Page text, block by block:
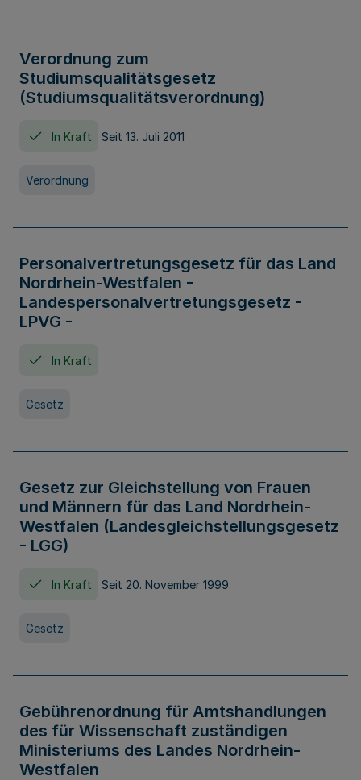
Verordnung zum
Studiumsqualitätsgesetz
(Studiumsqualitätsverordnung)
In Kraft Seit 13. Juli 2011
Verordnung
Personalvertretungsgesetz für das Land
Nordrhein-Westfalen -
Landespersonalvertretungsgesetz -
LPVG -
In Kraft
Gesetz
Gesetz zur Gleichstellung von Frauen
und Männern für das Land Nordrhein-
Westfalen (Landesgleichstellungsgesetz
- LGG)
In Kraft Seit 20. November 1999
Gesetz
Gebührenordnung für Amtshandlungen
des für Wissenschaft zuständigen
Ministeriums des Landes Nordrhein-
Westfalen